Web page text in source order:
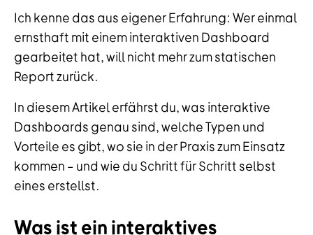
Ich kenne das aus eigener Erfahrung: Wer einmal
ernsthaft mit einem interaktiven Dashboard
gearbeitet hat, will nicht mehr zum statischen
Report zurück.
In diesem Artikel erfährst du, was interaktive
Dashboards genau sind, welche Typen und
Vorteile es gibt, wo sie in der Praxis zum Einsatz
kommen – und wie du Schritt für Schritt selbst
eines erstellst.
Was ist ein interaktives